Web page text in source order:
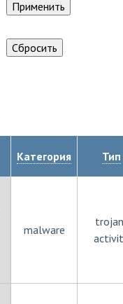
Категория Тип
malware